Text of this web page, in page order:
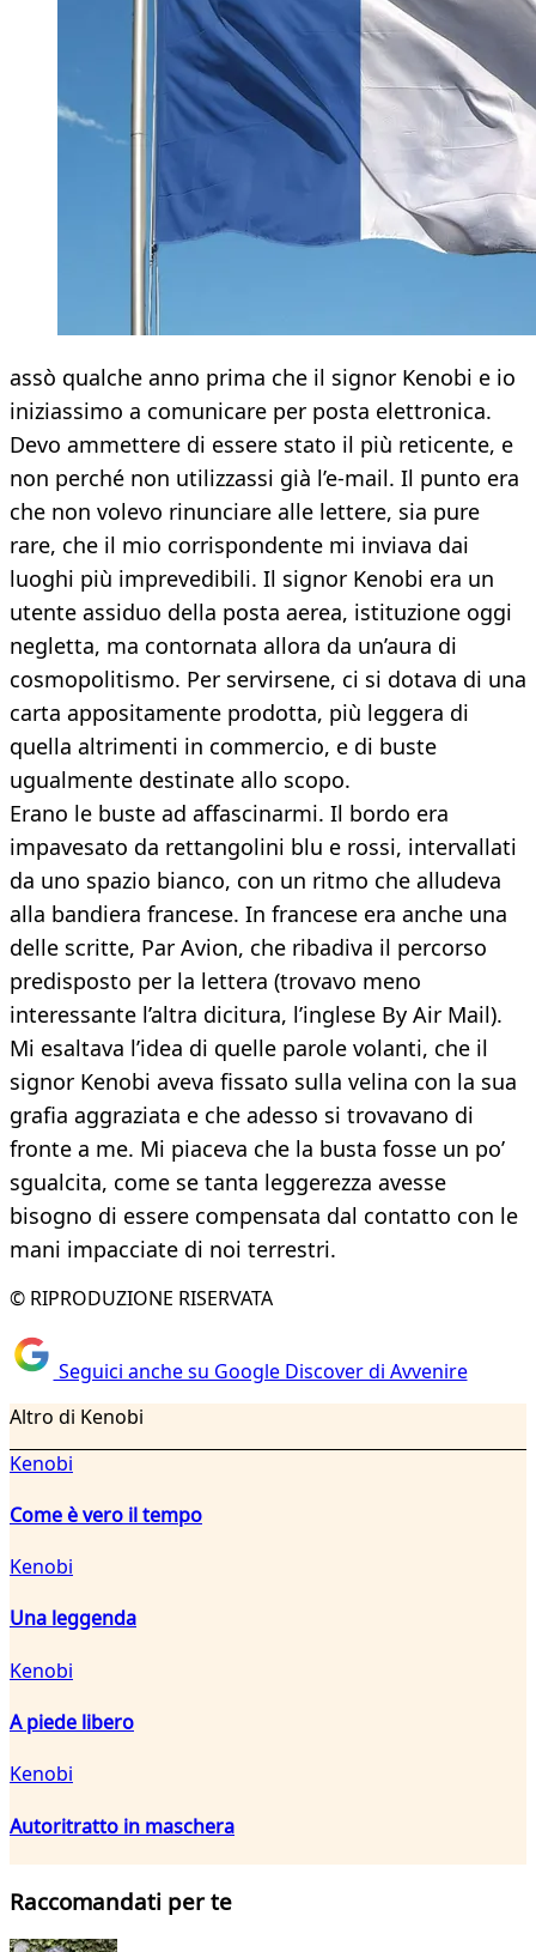
assò qualche anno prima che il signor Kenobi e io
iniziassimo a comunicare per posta elettronica.
Devo ammettere di essere stato il più reticente, e
non perché non utilizzassi già l’e-mail. Il punto era
che non volevo rinunciare alle lettere, sia pure
rare, che il mio corrispondente mi inviava dai
luoghi più imprevedibili. Il signor Kenobi era un
utente assiduo della posta aerea, istituzione oggi
negletta, ma contornata allora da un’aura di
cosmopolitismo. Per servirsene, ci si dotava di una
carta appositamente prodotta, più leggera di
quella altrimenti in commercio, e di buste
ugualmente destinate allo scopo.
Erano le buste ad affascinarmi. Il bordo era
impavesato da rettangolini blu e rossi, intervallati
da uno spazio bianco, con un ritmo che alludeva
alla bandiera francese. In francese era anche una
delle scritte, Par Avion, che ribadiva il percorso
predisposto per la lettera (trovavo meno
interessante l’altra dicitura, l’inglese By Air Mail).
Mi esaltava l’idea di quelle parole volanti, che il
signor Kenobi aveva fissato sulla velina con la sua
grafia aggraziata e che adesso si trovavano di
fronte a me. Mi piaceva che la busta fosse un po’
sgualcita, come se tanta leggerezza avesse
bisogno di essere compensata dal contatto con le
mani impacciate di noi terrestri.
© RIPRODUZIONE RISERVATA
Seguici anche su Google Discover di Avvenire
Altro di Kenobi
Kenobi
Come è vero il tempo
Kenobi
Una leggenda
Kenobi
A piede libero
Kenobi
Autoritratto in maschera
Raccomandati per te